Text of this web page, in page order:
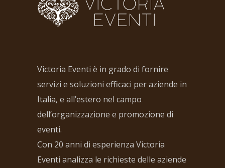
Victoria Eventi è in grado di fornire
servizi e soluzioni efficaci per aziende in
Italia, e all’estero nel campo
dell’organizzazione e promozione di
eventi.
Con 20 anni di esperienza Victoria
Eventi analizza le richieste delle aziende